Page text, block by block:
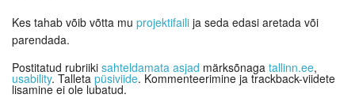
Kes tahab võib võtta mu projektifaili ja seda edasi aretada või
parendada.
Postitatud rubriiki sahteldamata asjad märksõnaga tallinn.ee,
usability. Talleta püsiviide. Kommenteerimine ja trackback-viidete
lisamine ei ole lubatud.